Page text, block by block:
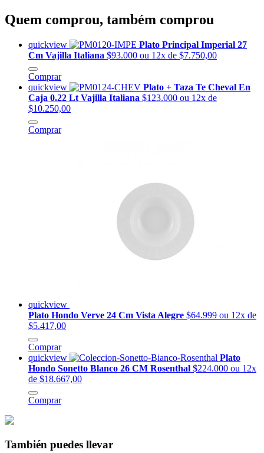
Quem comprou, também comprou
quickview
Plato Principal Imperial 27
Cm Vajilla Italiana $93.000 ou 12x de $7.750,00
Comprar
quickview
Plato + Taza Te Cheval En
Caja 0.22 Lt Vajilla Italiana $123.000 ou 12x de
$10.250,00
Comprar
quickview
Plato Hondo Verve 24 Cm Vista Alegre $64.999 ou 12x de
$5.417,00
Comprar
quickview
Plato
Hondo Sonetto Blanco 26 CM Rosenthal $224.000 ou 12x
de $18.667,00
Comprar
También puedes llevar